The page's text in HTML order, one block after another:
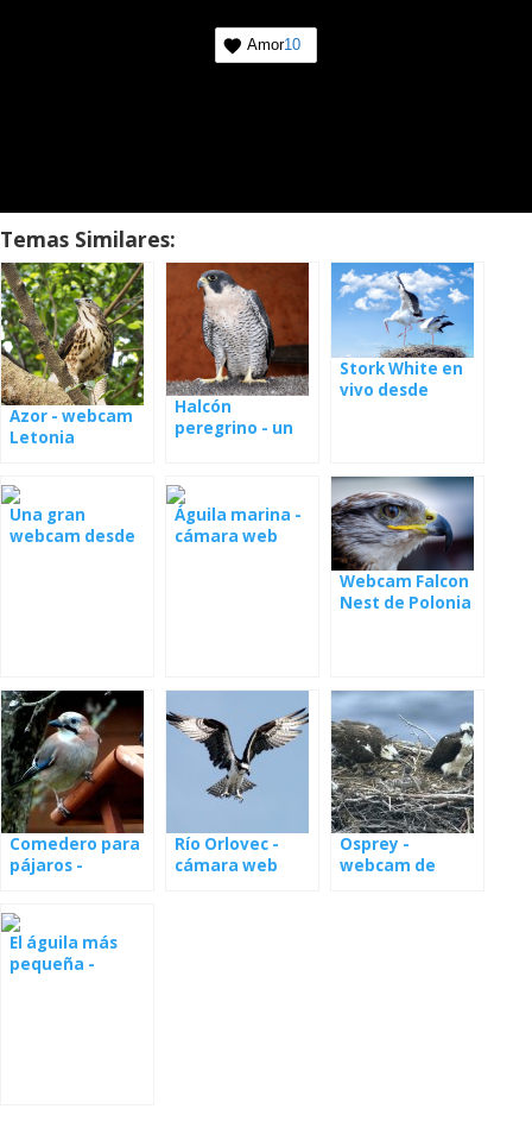
Amor10
Temas Similares:
Azor - webcam
Letonia
Halcón
peregrino - un
Stork White en
vivo desde
Una gran
webcam desde
Águila marina -
cámara web
Webcam Falcon
Nest de Polonia
Comedero para
pájaros -
Río Orlovec -
cámara web
Osprey -
webcam de
El águila más
pequeña -